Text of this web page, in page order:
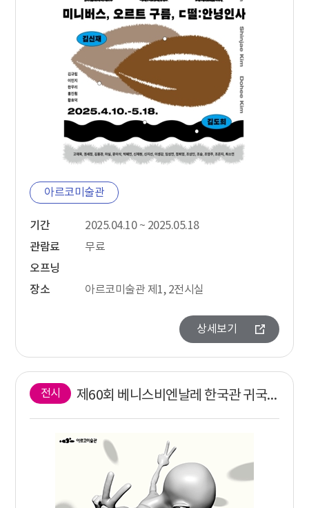
아르코미술관
기간
2025.04.10 ~ 2025.05.18
관람료
무료
오프닝
장소
아르코미술관 제1, 2전시실
상세보기
전시 제60회 베니스비엔날레 한국관 귀국전 《구정아-오도라마 시티》